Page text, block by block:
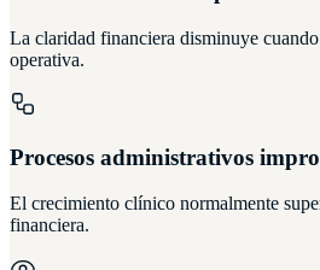
La claridad financiera disminuye
operativa.
Procesos administrativos
El crecimiento clínico normalmente
financiera.